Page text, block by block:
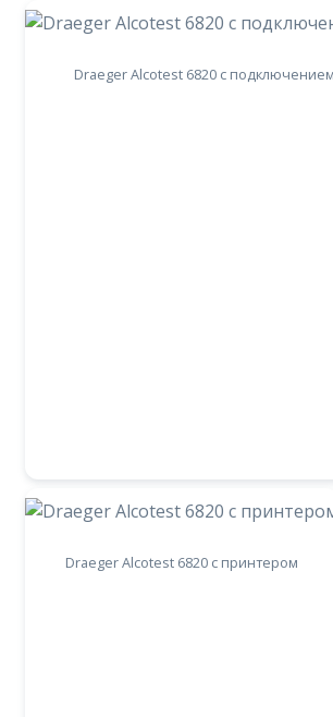
Draeger Alcotest 6820 с
Draeger Alcotest 6820 с принтером